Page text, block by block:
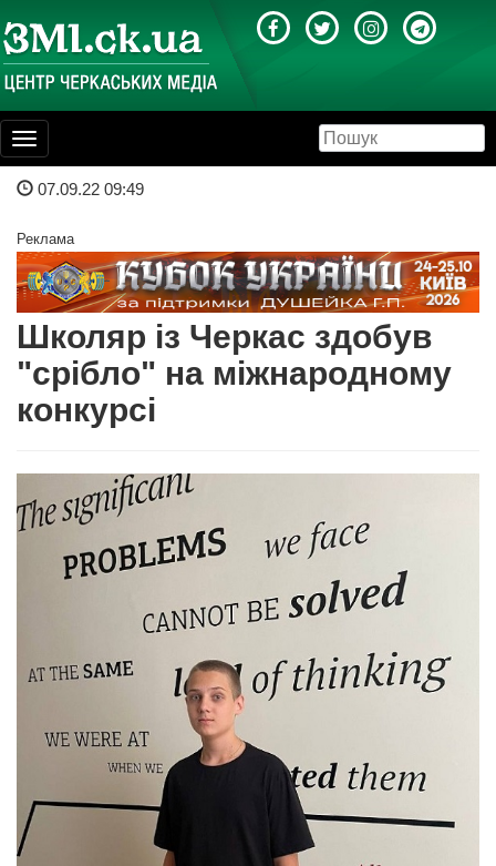
Toggle
navigation
07.09.22 09:49
Реклама
Школяр із Черкас здобув
"срібло" на міжнародному
конкурсі